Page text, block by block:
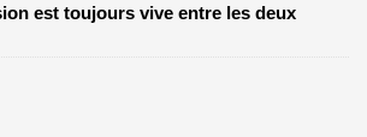
est toujours vive entre les deux